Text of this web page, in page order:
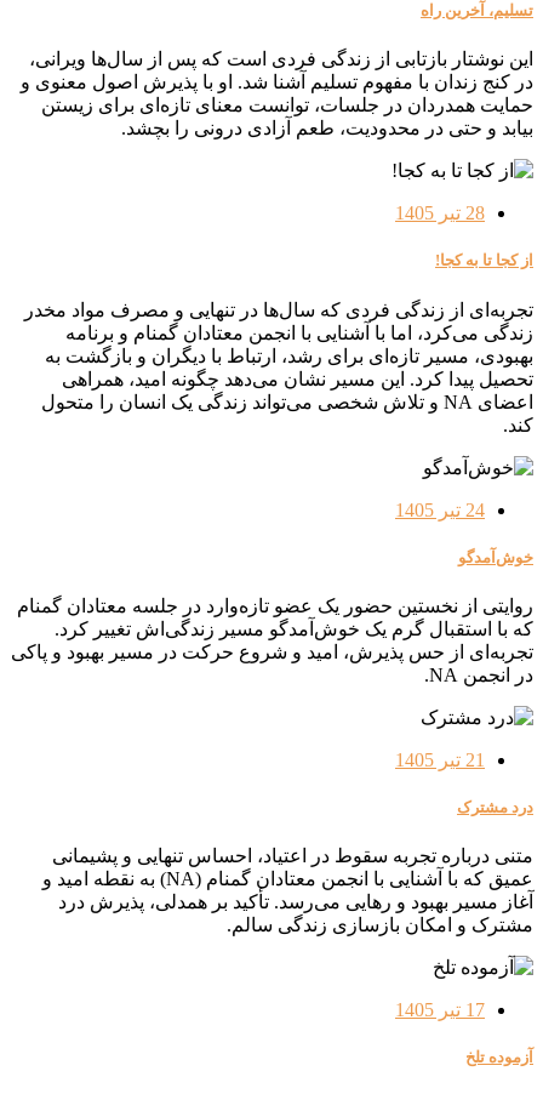
تسلیم، آخرین راه
این نوشتار بازتابی از زندگی فردی است که پس از سال‌ها ویرانی،
در کنج زندان با مفهوم تسلیم آشنا شد. او با پذیرش اصول معنوی و
حمایت همدردان در جلسات، توانست معنای تازه‌ای برای زیستن
بیابد و حتی در محدودیت، طعم آزادی درونی را بچشد.
28 تیر 1405
از کجا تا به کجا!
تجربه‌ای از زندگی فردی که سال‌ها در تنهایی و مصرف مواد مخدر
زندگی می‌کرد، اما با آشنایی با انجمن معتادان گمنام و برنامه
بهبودی، مسیر تازه‌ای برای رشد، ارتباط با دیگران و بازگشت به
تحصیل پیدا کرد. این مسیر نشان می‌دهد چگونه امید، همراهی
اعضای NA و تلاش شخصی می‌تواند زندگی یک انسان را متحول
کند.
24 تیر 1405
خوش‌آمدگو
روایتی از نخستین حضور یک عضو تازه‌وارد در جلسه معتادان گمنام
که با استقبال گرم یک خوش‌آمدگو مسیر زندگی‌اش تغییر کرد.
تجربه‌ای از حس پذیرش، امید و شروع حرکت در مسیر بهبود و پاکی
در انجمن NA.
21 تیر 1405
درد مشترک
متنی درباره تجربه سقوط در اعتیاد، احساس تنهایی و پشیمانی
عمیق که با آشنایی با انجمن معتادان گمنام (NA) به نقطه امید و
آغاز مسیر بهبود و رهایی می‌رسد. تأکید بر همدلی، پذیرش درد
مشترک و امکان بازسازی زندگی سالم.
17 تیر 1405
آزموده تلخ